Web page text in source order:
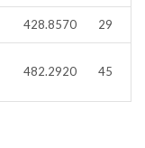
428.8570 29
482.2920 45